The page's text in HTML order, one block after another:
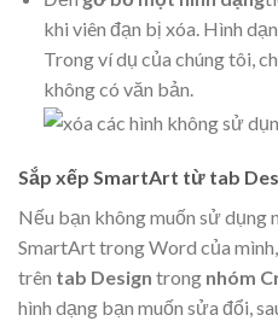
khi viên đạn bị xóa. Hình
Trong ví dụ của chúng tôi,
không có văn bản.
Sắp xếp SmartArt từ tab
Nếu bạn không muốn sử dụng
SmartArt trong Word của
trên tab Design trong nhóm
hình dạng bạn muốn sửa đổi,